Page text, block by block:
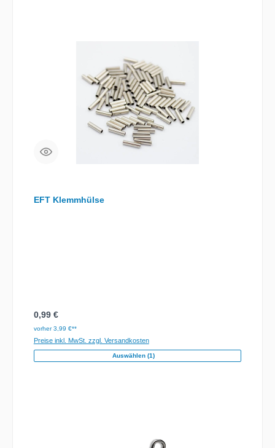
EFT Klemmhülse
Regulärer Preis:
0,99 €
vorher 3,99 €**
Preise inkl. MwSt. zzgl. Versandkosten
Auswählen (1)